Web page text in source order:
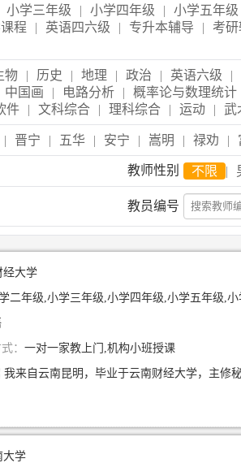
小学三年级 | 小学四年级 | 小学五年级
程 | 英语四六级 | 专升本辅导 | 考研
物 | 历史 | 地理 | 政治 | 英语六级 |
中国画 | 电路分析 | 概率论与数理统计
件 | 文科综合 | 理科综合 | 运动 | 武
| 晋宁 | 五华 | 安宁 | 嵩明 | 禄劝 |
教师性别 不限 |
教员编号
经大学
二年级,小学三年级,小学四年级,小学五年级,小
： 一对一家教上门,机构小班授课
大学